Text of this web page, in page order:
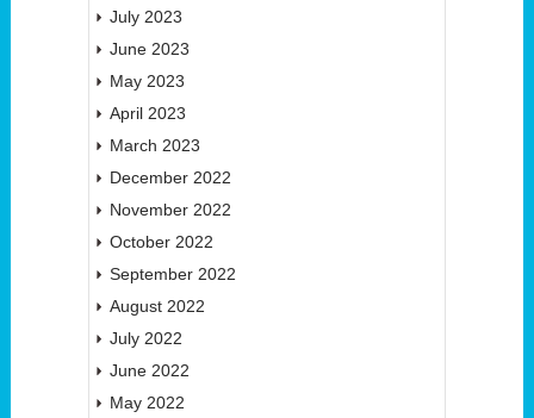
July 2023
June 2023
May 2023
April 2023
March 2023
December 2022
November 2022
October 2022
September 2022
August 2022
July 2022
June 2022
May 2022